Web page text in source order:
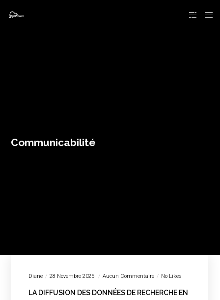
Communicabilité
Diane 28 Novembre 2025 Aucun Commentaire No Likes
LA DIFFUSION DES DONNÉES DE RECHERCHE EN